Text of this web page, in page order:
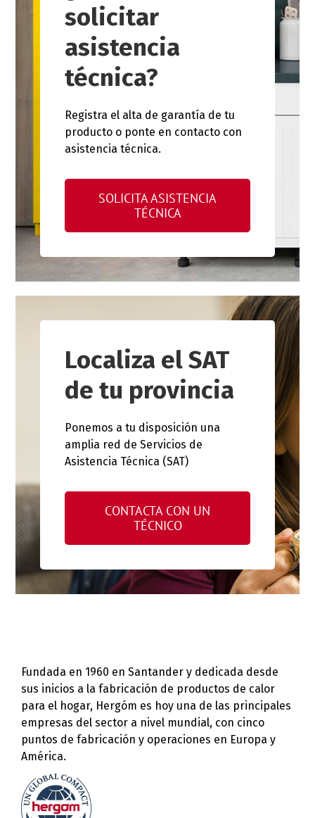
solicitar
asistencia
técnica?
Registra el alta de garantía de tu
producto o ponte en contacto con
asistencia técnica.
SOLICITA ASISTENCIA
TÉCNICA
Localiza el SAT
de tu provincia
Ponemos a tu disposición una
amplia red de Servicios de
Asistencia Técnica (SAT)
CONTACTA CON UN
TÉCNICO
Fundada en 1960 en Santander y dedicada desde
sus inicios a la fabricación de productos de calor
para el hogar, Hergóm es hoy una de las principales
empresas del sector a nivel mundial, con cinco
puntos de fabricación y operaciones en Europa y
América.